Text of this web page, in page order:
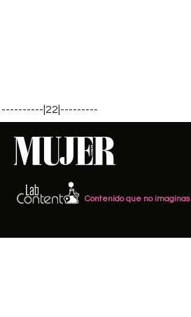
----------|22|---------
Contenido que no imaginas